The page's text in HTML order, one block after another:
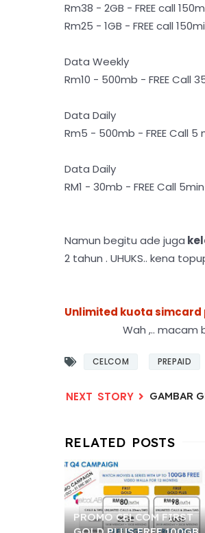
Rm38 - 2GB - FREE call
Rm25 - 1GB - FREE call
Data Weekly
Rm10 - 500mb - FREE Call
Data Daily
Rm5 - 500mb - FREE Call 5
Data Daily
RM1 - 30mb - FREE Call 5min
Namun begitu ade juga
2 tahun . UHUKS.. kena
Unlimited kuota simcard
Wah ,.. macam
CELCOM PREPAID
GAMBAR
PROMO CELCOM FIRST